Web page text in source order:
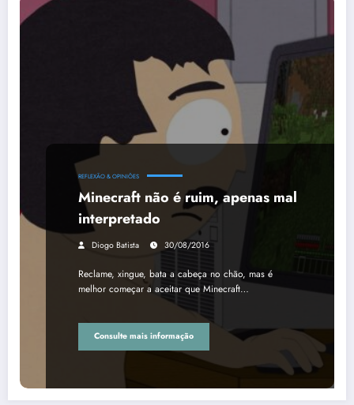
REFLEXÃO & OPINIÕES
Minecraft não é ruim, apenas mal
interpretado
Diogo Batista 30/08/2016
Reclame, xingue, bata a cabeça no chão, mas é
melhor começar a aceitar que Minecraft…
Consulte mais informação